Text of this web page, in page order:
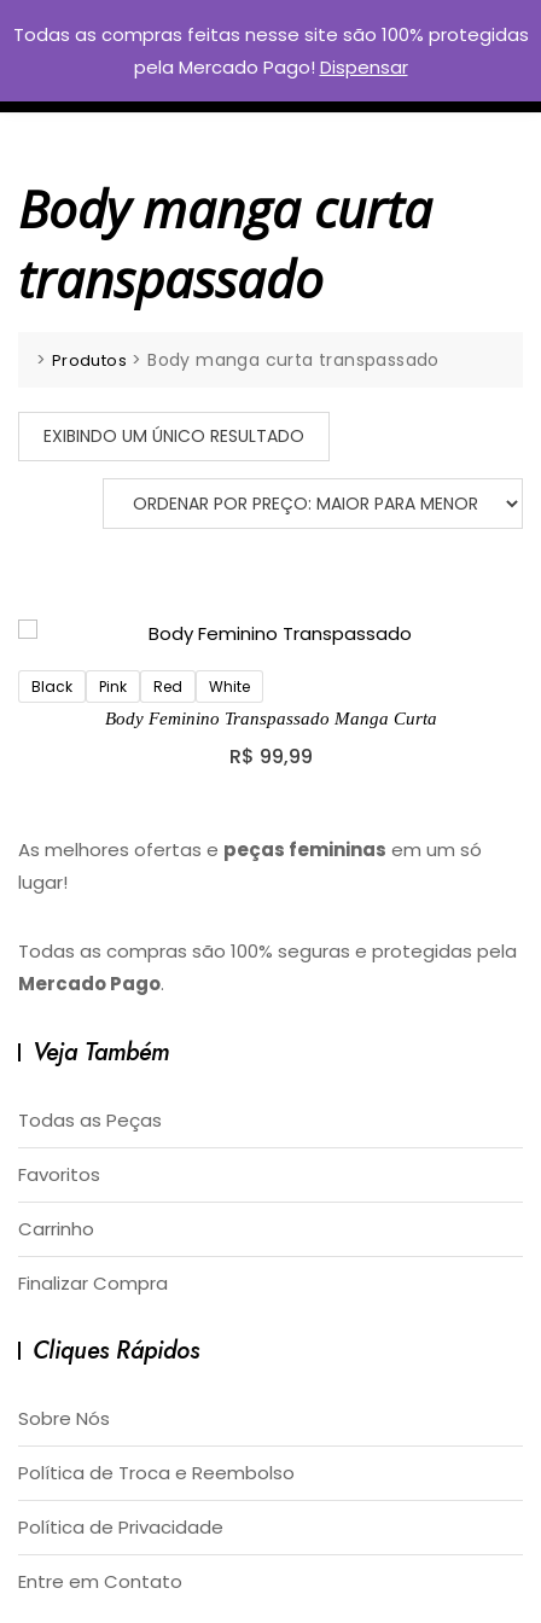
to
Body manga curta
transpassado
> Produtos >Body manga curta transpassado
EXIBINDO UM ÚNICO RESULTADO
Black Pink Red White
Body Feminino Transpassado Manga Curta
R$ 99,99
As melhores ofertas e peças femininas em um só
lugar!
Todas as compras são 100% seguras e protegidas pela
Mercado Pago.
Veja Também
Todas as Peças
Favoritos
Carrinho
Finalizar Compra
Cliques Rápidos
Sobre Nós
Política de Troca e Reembolso
Política de Privacidade
Entre em Contato
Todas as compras feitas nesse site são 100% protegidas
pela Mercado Pago! Dispensar